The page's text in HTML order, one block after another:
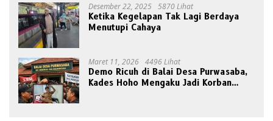
Desember 22, 2025 5870 Lihat
Ketika Kegelapan Tak Lagi Berdaya
Menutupi Cahaya
Maret 11, 2026 4496 Lihat
Demo Ricuh di Balai Desa Purwasaba,
Kades Hoho Mengaku Jadi Korban